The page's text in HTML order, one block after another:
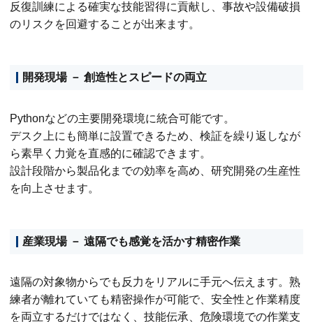
反復訓練による確実な技能習得に貢献し、事故や設備破損
のリスクを回避することが出来ます。
開発現場 － 創造性とスピードの両立
Pythonなどの主要開発環境に統合可能です。
デスク上にも簡単に設置できるため、検証を繰り返しなが
ら素早く力覚を直感的に確認できます。
設計段階から製品化までの効率を高め、研究開発の生産性
を向上させます。
産業現場 － 遠隔でも感覚を活かす精密作業
遠隔の対象物からでも反力をリアルに手元へ伝えます。熟
練者が離れていても精密操作が可能で、安全性と作業精度
を両立するだけではなく、技能伝承、危険環境での作業支